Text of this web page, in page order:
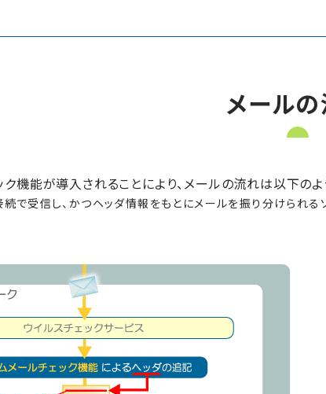
メール
機能が導入されることにより、メールの流れは以下のよ
で受信し、かつヘッダ情報をもとにメールを振り分けられる